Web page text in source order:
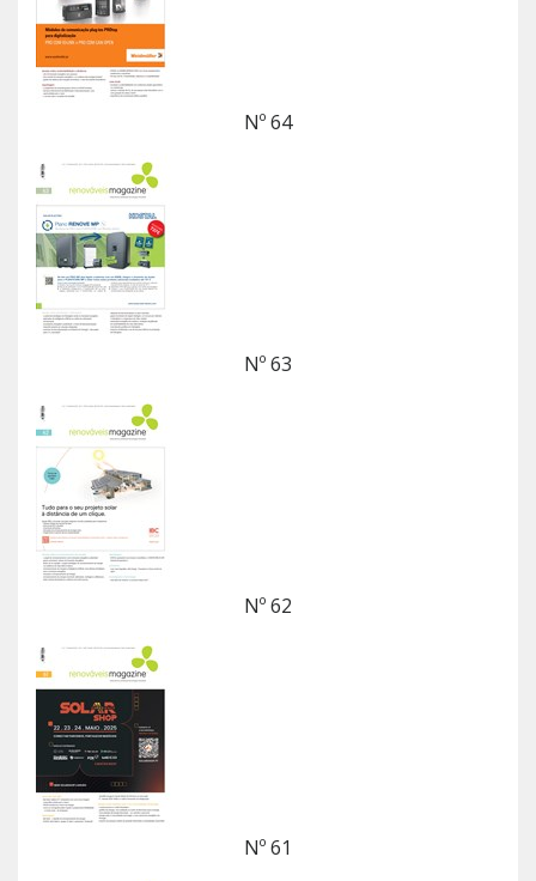
Nº 64
Nº 63
Nº 62
Nº 61